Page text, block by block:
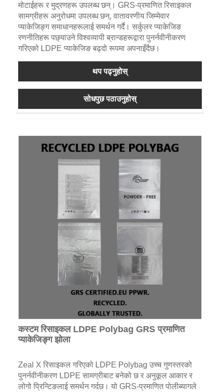
मोटाईहरू र मुद्रणहरू उपलब्ध छन्। GRS-प्रमाणित रिसाइकल
सामग्रीहरू अनुरोधमा उपलब्ध छन्, वातावरणीय जिम्मेवार
प्याकेजिङ्ग समाधानहरूलाई समर्थन गर्दै। सर्कुलर प्याकेजिङ
रणनीतिहरू पछ्याउने विश्वव्यापी ब्रान्डहरूद्वारा पुनर्नवीनीकरण
गरिएको LDPE प्याकेजिङ बढ्दो रूपमा अपनाइँदैछ।
थप पढ्नुहोस्
सोधपुछ पठाउनुहोस्
कस्टम रिसाइकल LDPE Polybag GRS प्रमाणित
प्याकेजिङ्ग झोला
Zeal X रिसाइकल गरिएको LDPE Polybag उच्च गुणस्तरको
पुनर्नवीनीकरण LDPE सामग्रीबाट बनेको छ र अनुकूल आकार र
लोगो प्रिन्टिङलाई समर्थन गर्दछ। यो GRS-प्रमाणित पोलीब्यागले